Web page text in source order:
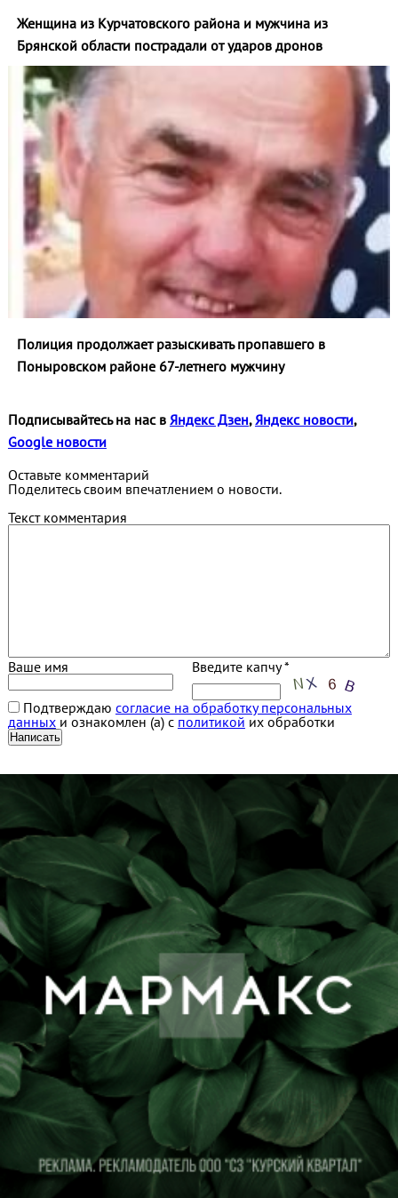
Женщина из Курчатовского района и мужчина из
Брянской области пострадали от ударов дронов
Полиция продолжает разыскивать пропавшего в
Поныровском районе 67-летнего мужчину
Подписывайтесь на нас в Яндекс Дзен, Яндекс новости,
Google новости
Оставьте комментарий
Поделитесь своим впечатлением о новости.
Текст комментария
Ваше имя Введите капчу *
Подтверждаю согласие на обработку персональных
данныхи ознакомлен (а) с политикой их обработки